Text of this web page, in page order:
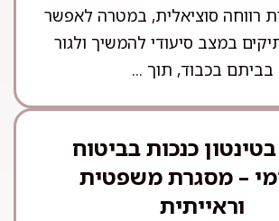
רווחה סוציאלית, במטרה לאפשר
במצב סיעודי להמשיך ולגור
בביתם בכבוד, תוך ...
כנכות בביטוח
– מסגרת משפטית
וראייתית